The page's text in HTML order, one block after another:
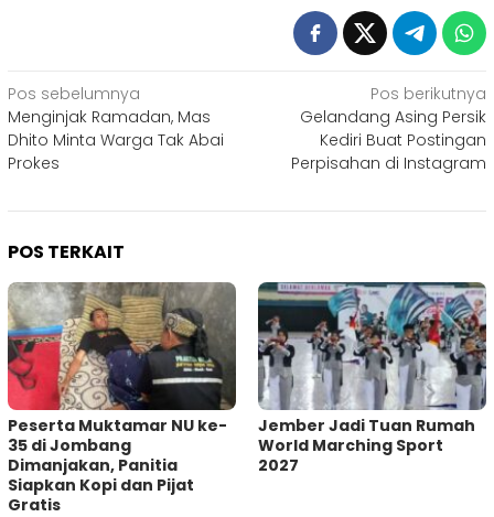
Navigasi
pos
Pos sebelumnya
Menginjak Ramadan, Mas
Dhito Minta Warga Tak Abai
Prokes
Pos berikutnya
Gelandang Asing Persik
Kediri Buat Postingan
Perpisahan di Instagram
POS TERKAIT
Peserta Muktamar NU ke-
35 di Jombang
Dimanjakan, Panitia
Siapkan Kopi dan Pijat
Gratis
Jember Jadi Tuan Rumah
World Marching Sport
2027